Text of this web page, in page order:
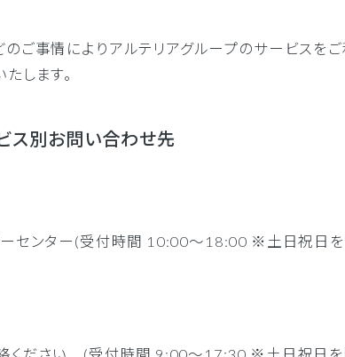
ご事情によりアルテリアグループのサービスを
します。
ス別お問い合わせ先
センター(受付時間 10:00～18:00 ※土日祝日を